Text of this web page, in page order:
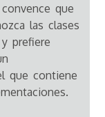
que
las clases
prefiere
que contiene